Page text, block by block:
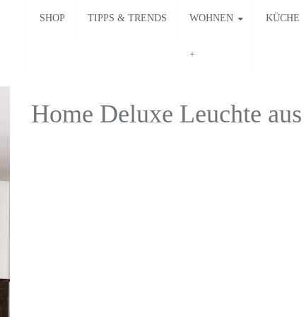
SHOP TIPPS & TRENDS WOHNEN KÜCHE
Home Deluxe Leuchte